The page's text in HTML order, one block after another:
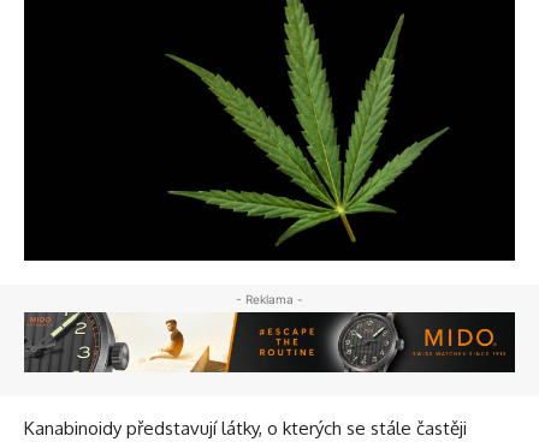
- Reklama -
Kanabinoidy představují látky, o kterých se stále častěji